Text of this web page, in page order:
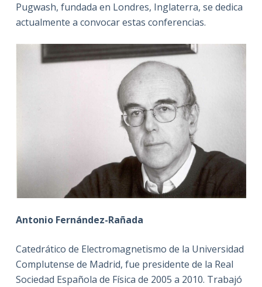
Pugwash, fundada en Londres, Inglaterra, se dedica
actualmente a convocar estas conferencias.
Antonio Fernández-Rañada
Catedrático de Electromagnetismo de la Universidad
Complutense de Madrid, fue presidente de la Real
Sociedad Española de Física de 2005 a 2010. Trabajó